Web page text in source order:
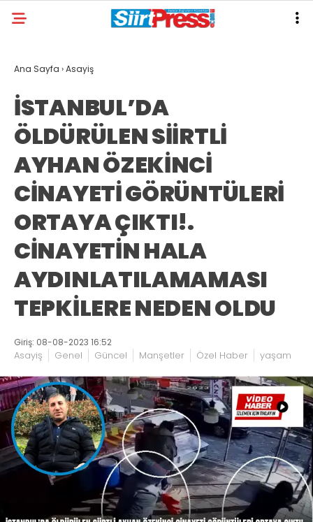
Ana Sayfa ›Asayiş
İSTANBUL’DA
ÖLDÜRÜLEN SİİRTLİ
AYHAN ÖZEKİNCİ
CİNAYETİ GÖRÜNTÜLERİ
ORTAYA ÇIKTI!.
CİNAYETİN HALA
AYDINLATILAMAMASI
TEPKİLERE NEDEN OLDU
Giriş: 08-08-2023 16:52
Asayiş Genel Güncel Manşetler Özel Haber yaşam